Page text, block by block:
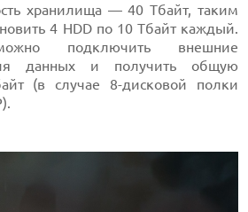
хранилища — 40 Тбайт, таким
4 HDD по 10 Тбайт каждый.
подключить внешние
данных и получить общую
(в случае 8-дисковой полки